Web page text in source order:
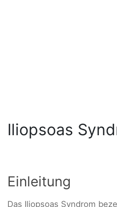
Iliopsoas
Einleitung
Das Iliopsoas Syndrom